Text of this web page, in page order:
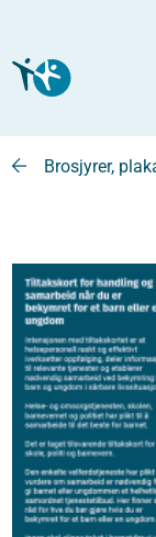
Brosjyrer,